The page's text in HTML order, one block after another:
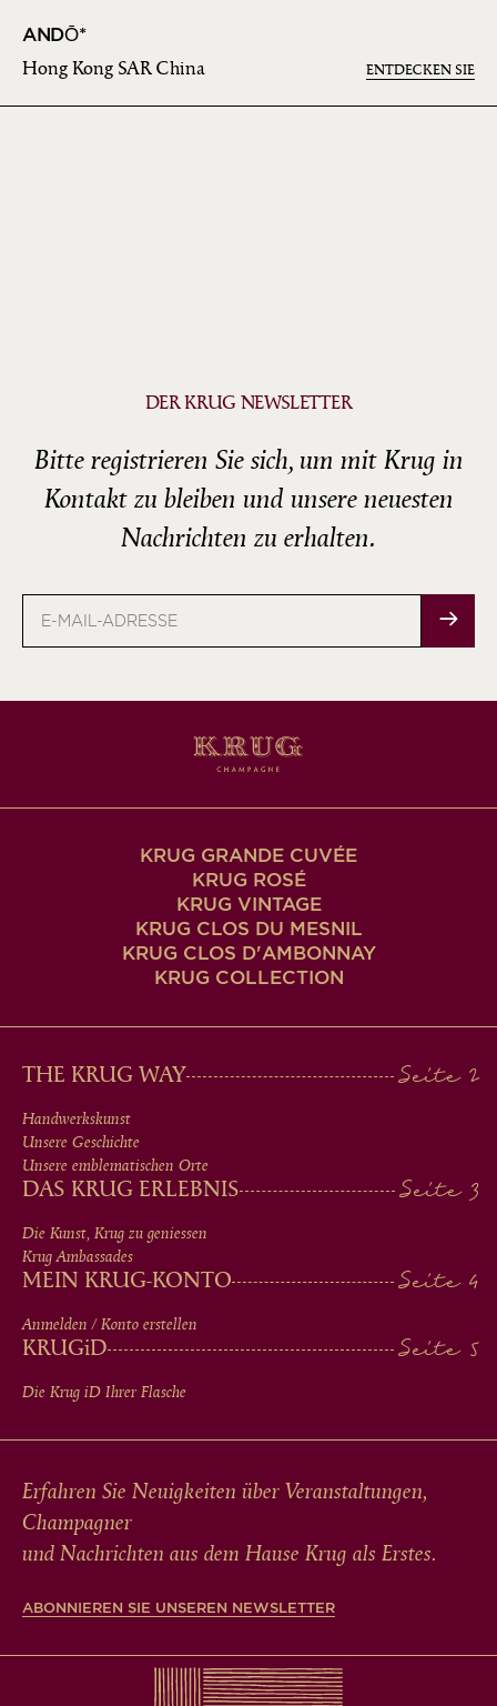
ANDŌ*
Hong Kong SAR China ENTDECKEN SIE
DER KRUG NEWSLETTER
Bitte registrieren Sie sich, um mit Krug in
Kontakt zu bleiben und unsere neuesten
Nachrichten zu erhalten.
Mail-
KRUG GRANDE CUVÉE
KRUG ROSÉ
KRUG VINTAGE
KRUG CLOS DU MESNIL
KRUG CLOS D'AMBONNAY
KRUG COLLECTION
MAIN
MEN
IN
FOOTER
THE KRUG WAY
Handwerkskunst
Unsere Geschichte
Unsere emblematischen Orte
DAS KRUG ERLEBNIS
Die Kunst, Krug zu geniessen
Krug Ambassades
MEIN KRUG-KONTO
Anmelden / Konto erstellen
KRUGiD
Die Krug iD Ihrer Flasche
Erfahren Sie Neuigkeiten über Veranstaltungen,
Champagner
und Nachrichten aus dem Hause Krug als Erstes.
ABONNIEREN SIE UNSEREN NEWSLETTER